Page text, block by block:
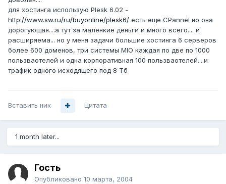
для хостинга использую Plesk 6.02 -
http://www.sw.ru/ru/buyonline/plesk6/ есть еще CPannel но она
дорогующая....а тут за маленкие деньги и много всего.... и
расширяема... но у меня задачи большие хостинга 6 серверов
более 600 доменов, три системы MIO каждая по две по 1000
пользваотелей и одна корпоративная 100 пользваотелей....и
трафик одного исходящего под 8 Тб
Вставить ник Цитата
1 month later...
Гость
Опубликовано 10 марта, 2004